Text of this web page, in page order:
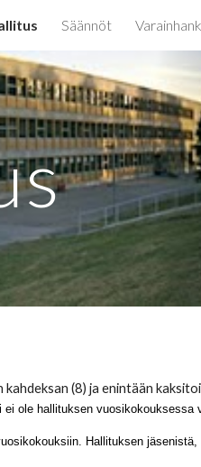
Skip to navigation
Säännöt
(8) ja enintään
ole hallituksen vuosikokouksessa
Hallituksen